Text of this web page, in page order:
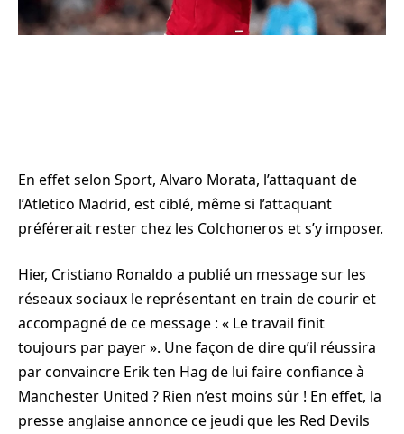
En effet selon Sport, Alvaro Morata, l’attaquant de
l’Atletico Madrid, est ciblé, même si l’attaquant
préférerait rester chez les Colchoneros et s’y imposer.
Hier, Cristiano Ronaldo a publié un message sur les
réseaux sociaux le représentant en train de courir et
accompagné de ce message : « Le travail finit
toujours par payer ». Une façon de dire qu’il réussira
par convaincre Erik ten Hag de lui faire confiance à
Manchester United ? Rien n’est moins sûr ! En effet, la
presse anglaise annonce ce jeudi que les Red Devils